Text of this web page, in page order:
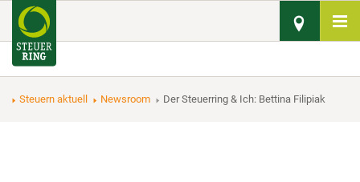
Steuern aktuell Newsroom Der Steuerring & Ich: Bettina Filipiak